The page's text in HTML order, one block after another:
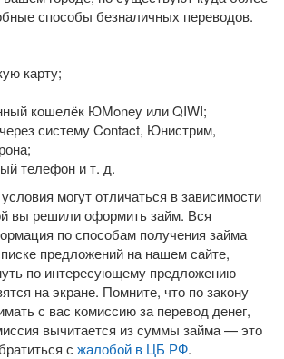
способы безналичных переводов.
карту;
кошелёк ЮMoney или QIWI;
систему Contact, Юнистрим,
телефон и т. д.
могут отличаться в зависимости
вы решили оформить займ. Вся
по способам получения займа
предложений на нашем сайте,
по интересующему предложению
на экране. Помните, что по закону
с вас комиссию за перевод денег,
вычитается из суммы займа — это
с жалобой в ЦБ РФ.